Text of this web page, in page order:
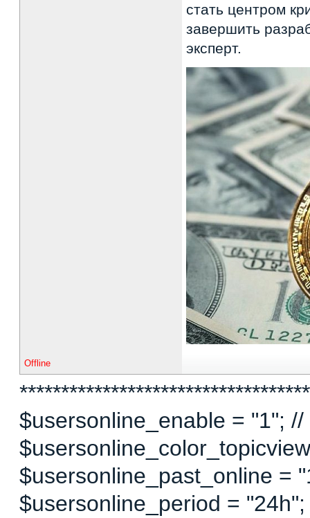
стать центром
завершить
эксперт.
Offline
$usersonline_enable = "1";
$usersonline_past_online =
$usersonline_period =